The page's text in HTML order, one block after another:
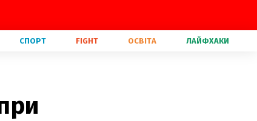
СПОРТ FIGHT ОСВІТА ЛАЙФХАКИ